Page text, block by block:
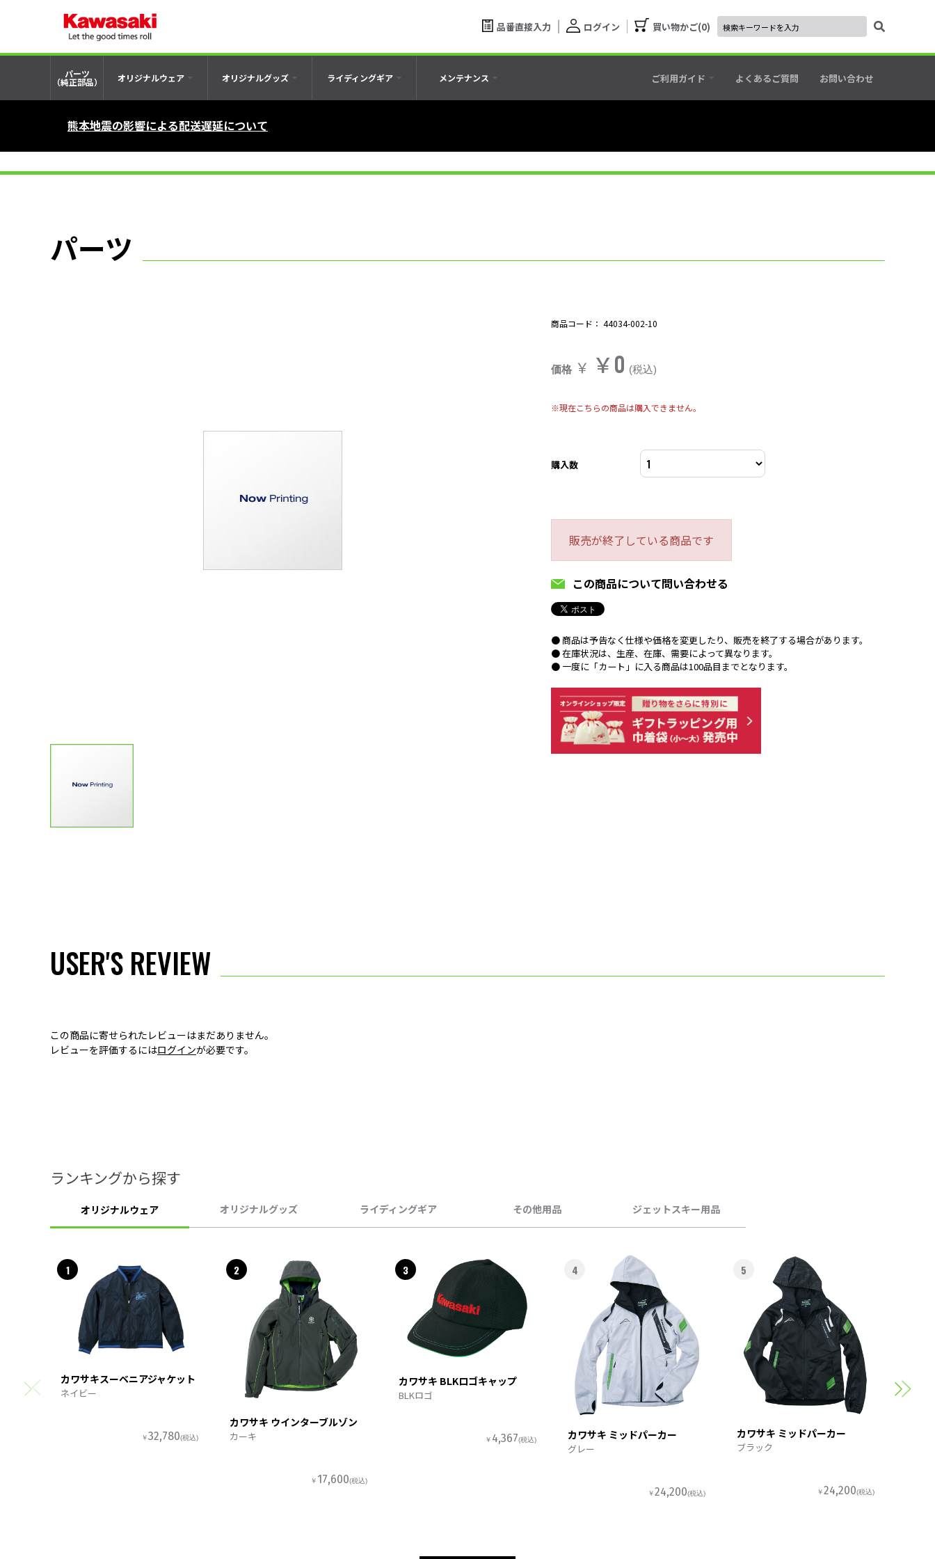
品番直接入力 ログイン 買い物かご 0
パーツ
（純正部品） オリジナルウェア オリジナルグッズ ライディングギア メンテナンス ご利用ガイド よくあるご質問 お問い合わせ
熊本地震の影響による配送遅延について
パーツ
商品コード： 44034-002-10
価格 ￥ ￥0 (税込)
※現在こちらの商品は購入できません。
購入数
販売が終了している商品です
この商品について問い合わせる
● 商品は予告なく仕様や価格を変更したり、販売を終了する場合があります。
● 在庫状況は、生産、在庫、需要によって異なります。
● 一度に「カート」に入る商品は100品目までとなります。
USER'S REVIEW
この商品に寄せられたレビューはまだありません。
レビューを評価するにはログインが必要です。
ランキングから探す
オリジナルウェア オリジナルグッズ ライディングギア その他用品 ジェットスキー用品
1
カワサキスーベニアジャケット
ネイビー
￥32,780(税込)
2
カワサキ ウインターブルゾン
カーキ
￥ 17,600(税込)
3
カワサキ BLKロゴキャップ
BLKロゴ
￥ 4,367(税込)
4
カワサキ ミッドパーカー
グレー
￥24,200(税込)
5
カワサキ ミッドパーカー
ブラック
￥24,200(税込)
スポ